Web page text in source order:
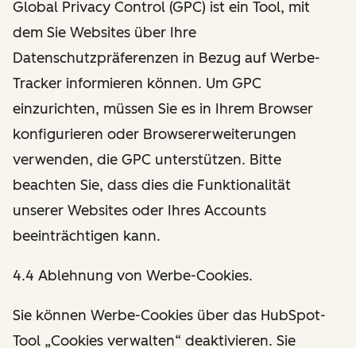
Global Privacy Control (GPC) ist ein Tool, mit
dem Sie Websites über Ihre
Datenschutzpräferenzen in Bezug auf Werbe-
Tracker informieren können. Um GPC
einzurichten, müssen Sie es in Ihrem Browser
konfigurieren oder Browsererweiterungen
verwenden, die GPC unterstützen. Bitte
beachten Sie, dass dies die Funktionalität
unserer Websites oder Ihres Accounts
beeinträchtigen kann.
4.4 Ablehnung von Werbe-Cookies.
Sie können Werbe-Cookies über das HubSpot-
Tool „Cookies verwalten“ deaktivieren. Sie